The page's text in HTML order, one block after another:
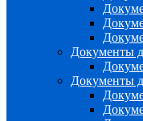
Документы
Документы